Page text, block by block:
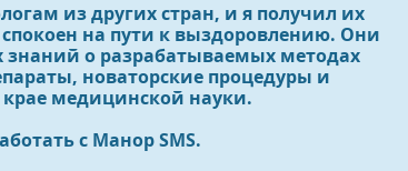
из других стран, и я получил их
на пути к выздоровлению. Они
о разрабатываемых методах
новаторские процедуры и
медицинской науки.
с Манор SMS.